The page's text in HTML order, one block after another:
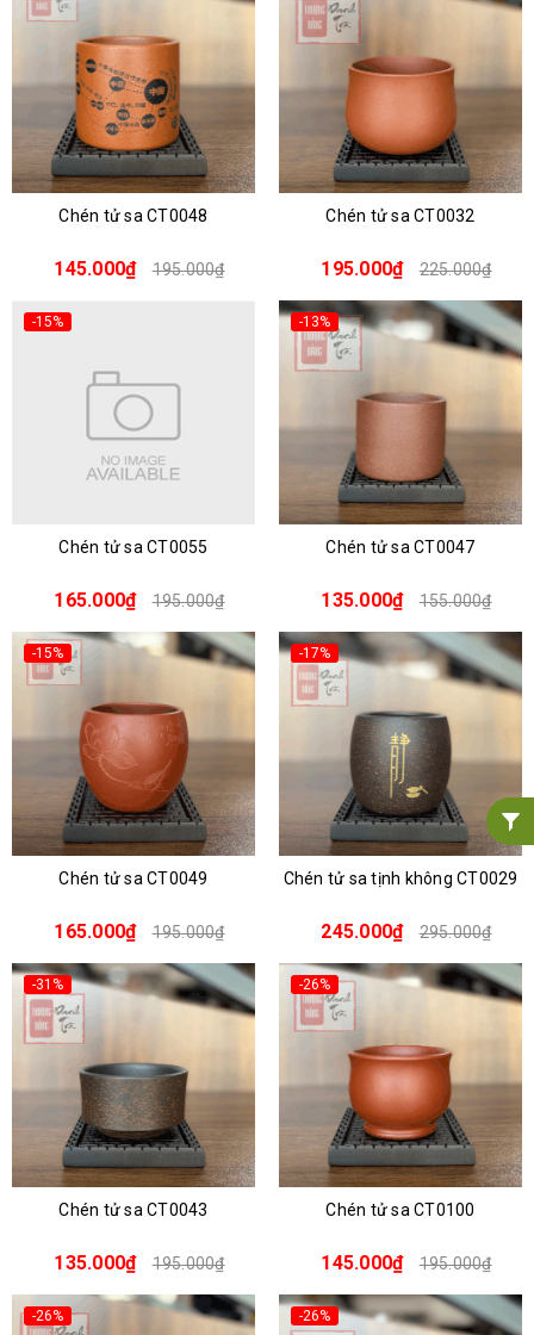
Chén tử sa CT0048
145.000₫ 195.000₫
Chén tử sa CT0032
195.000₫ 225.000₫
-15%
Chén tử sa CT0055
165.000₫ 195.000₫
-13%
Chén tử sa CT0047
135.000₫ 155.000₫
-15%
Chén tử sa CT0049
165.000₫ 195.000₫
-17%
Chén tử sa tịnh không CT0029
245.000₫ 295.000₫
-31%
Chén tử sa CT0043
135.000₫ 195.000₫
-26%
Chén tử sa CT0100
145.000₫ 195.000₫
-26% -26%